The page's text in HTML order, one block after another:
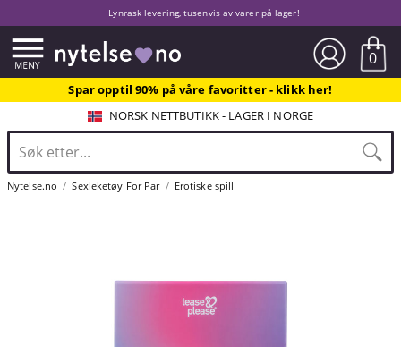
Lynrask levering, tusenvis av varer på lager!
0
Spar opptil 90% på våre favoritter - klikk her!
NORSK NETTBUTIKK - LAGER I NORGE
Nytelse.no Sexleketøy For Par Erotiske spill